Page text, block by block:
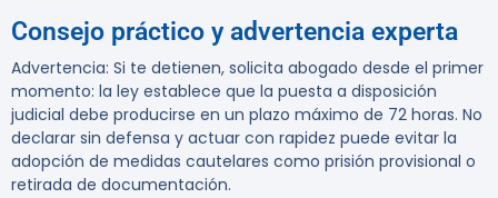
Consejo práctico y advertencia experta
Advertencia: Si te detienen, solicita abogado desde el primer
momento: la ley establece que la puesta a disposición
judicial debe producirse en un plazo máximo de 72 horas. No
declarar sin defensa y actuar con rapidez puede evitar la
adopción de medidas cautelares como prisión provisional o
retirada de documentación.